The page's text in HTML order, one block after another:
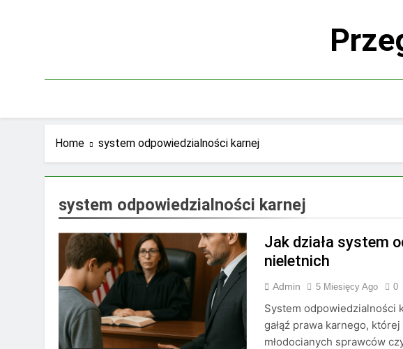
Home system odpowiedzialności karnej
system odpowiedzialności karnej
Jak działa system
nieletnich
Admin 5 Miesięcy Ago 0
System odpowiedzialności
gałąź prawa karnego,
młodocianych sprawców